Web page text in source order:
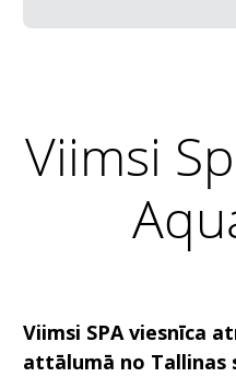
Viimsi
Viimsi SPA viesnīca
attālumā no Tallinas